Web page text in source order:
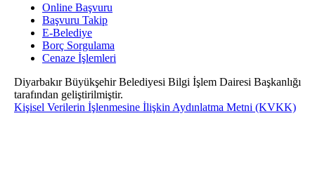
Online Başvuru
Başvuru Takip
E-Belediye
Borç Sorgulama
Cenaze İşlemleri
Diyarbakır Büyükşehir Belediyesi Bilgi İşlem Dairesi Başkanlığı
tarafından geliştirilmiştir.
Kişisel Verilerin İşlenmesine İlişkin Aydınlatma Metni (KVKK)